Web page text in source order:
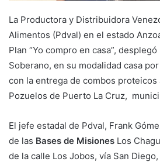
La Productora y Distribuidora
Alimentos (Pdval) en el estado
Plan “Yo compro en casa”,
Soberano, en su modalidad casa
con la entrega de combos
Pozuelos de Puerto La Cruz,
El jefe estadal de Pdval, Frank
de las Bases de Misiones Los
de la calle Los Jobos, vía San